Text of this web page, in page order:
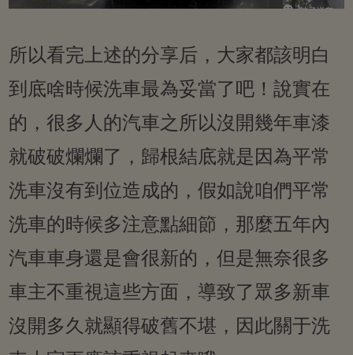
所以看完上述的分享后，大家都該明白
到底啥時候洗車最為妥當了吧！說實在
的，很多人的汽車之所以沒開幾年車漆
就破破爛爛了，歸根結底就是因為平常
洗車沒有到位造成的，假如說咱們平常
洗車的時候多注意點細節，那麼五年內
汽車車身還是會很新的，但是無奈很多
車主不重視這些方面，導致了眾多新車
沒開多久就顯得破舊不堪，因此關于洗